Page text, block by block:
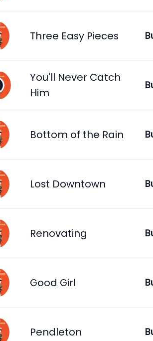
Three Easy Pieces
You'll Never Catch
Him
Bottom of the Rain
Lost Downtown
Renovating
Good Girl
Pendleton